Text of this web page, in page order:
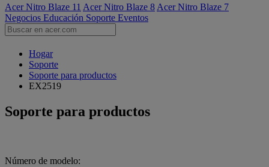
Acer Nitro Blaze 11 Acer Nitro Blaze 8 Acer Nitro Blaze 7
Negocios Educación Soporte Eventos
Hogar
Soporte
Soporte para productos
EX2519
Soporte para productos
Número de modelo: